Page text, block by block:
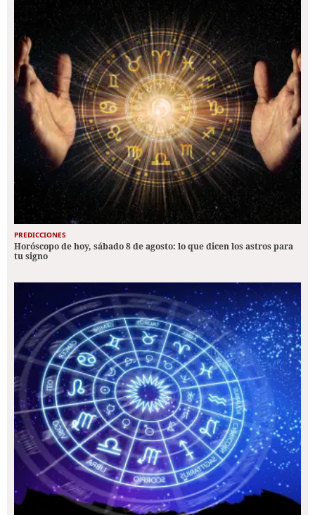
PREDICCIONES
Horóscopo de hoy, sábado 8 de agosto: lo que dicen los astros para
tu signo